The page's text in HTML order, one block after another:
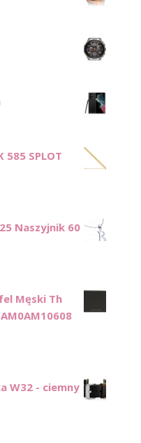
585 SPLOT
Naszyjnik 60
Męski Th
W32 - ciemny